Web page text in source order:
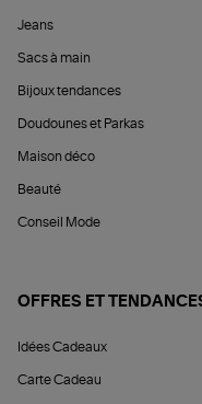
Jeans
Sacs à main
Bijoux tendances
Doudounes et Parkas
Maison déco
Beauté
Conseil Mode
OFFRES ET
Idées Cadeaux
Carte Cadeau